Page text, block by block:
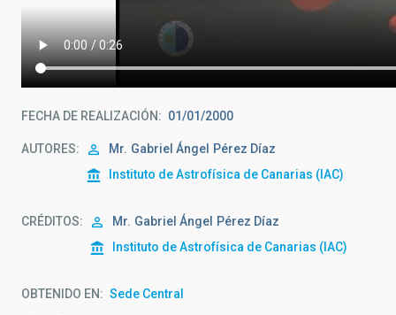
FECHA DE REALIZACIÓN 01/01/2000
AUTORES Mr. Gabriel Ángel
Pérez Díaz
Instituto de Astrofísica de Canarias (IAC)
CRÉDITOS Mr. Gabriel Ángel
Pérez Díaz
Instituto de Astrofísica de Canarias (IAC)
OBTENIDO EN Sede Central